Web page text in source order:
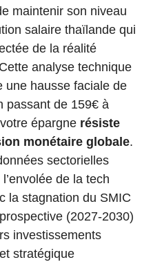
maintenir son niveau
salaire thaïlande qui
de la réalité
analyse technique
une hausse faciale de
passant de 159€ à
épargne résiste
monétaire globale.
sectorielles
de la tech
la stagnation du SMIC
(2027-2030)
investissements
stratégique